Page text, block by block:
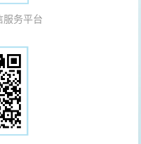
服务平台